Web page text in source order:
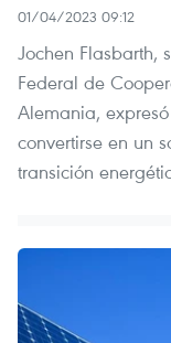
01/04/2023 09:12
Jochen Flasbarth,
Federal de
Alemania,
convertirse en un
transición